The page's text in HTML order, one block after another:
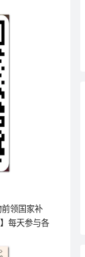
领国家补
每天参与各